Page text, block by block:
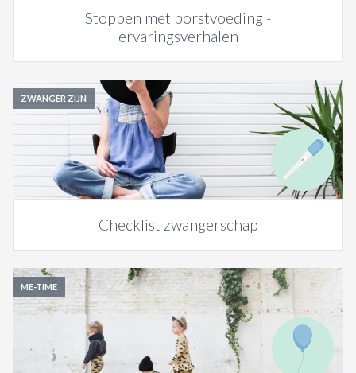
Stoppen met borstvoeding -
ervaringsverhalen
ZWANGER ZIJN
Checklist zwangerschap
ME-TIME